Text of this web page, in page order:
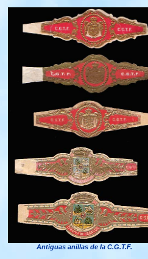
Antiguas anillas de la C.G.T.F.